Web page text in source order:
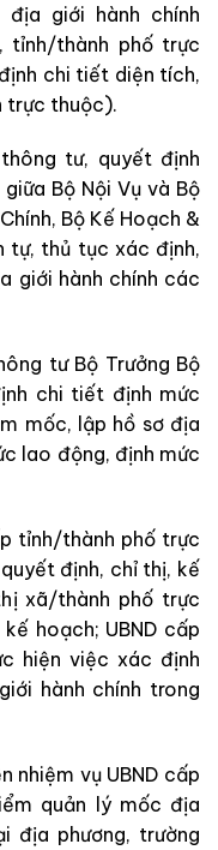
giới hành chính
tỉnh/thành phố trực
chi tiết diện tích,
trực thuộc).
tư, quyết định
Bộ Nội Vụ và Bộ
Bộ Kế Hoạch &
tự, thủ tục xác định,
giới hành chính các
tư Bộ Trưởng Bộ
chi tiết định mức
mốc, lập hồ sơ địa
lao động, định mức
tỉnh/thành phố trực
định, chỉ thị, kế
xã/thành phố trực
hoạch; UBND cấp
hiện việc xác định
hành chính trong
nhiệm vụ UBND cấp
quản lý mốc địa
địa phương, trường